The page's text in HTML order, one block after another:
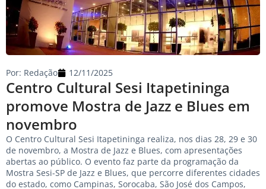
Centro Cultural Sesi Itapetininga
promove Mostra de Jazz e Blues em
novembro
Por: Redação 12/11/2025
O Centro Cultural Sesi Itapetininga realiza, nos dias 28, 29 e 30
de novembro, a Mostra de Jazz e Blues, com apresentações
abertas ao público. O evento faz parte da programação da
Mostra Sesi-SP de Jazz e Blues, que percorre diferentes cidades
do estado, como Campinas, Sorocaba, São José dos Campos,